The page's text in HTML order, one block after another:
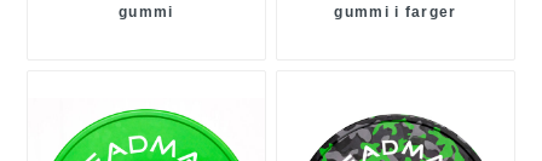
gummi
gummi i farger